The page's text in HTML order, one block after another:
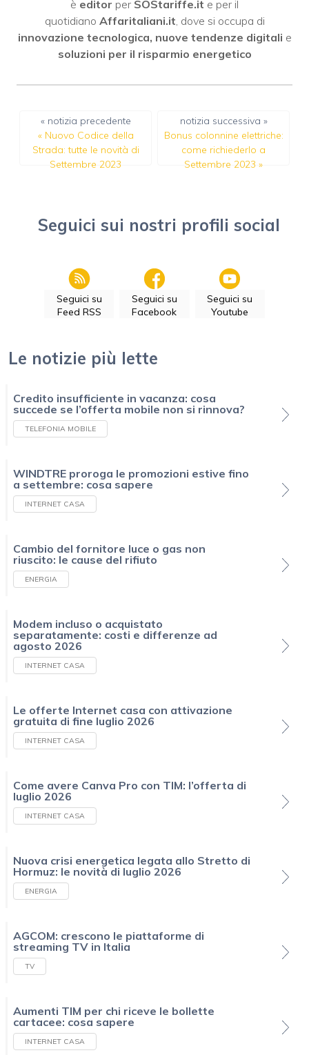
è editor per SOStariffe.it e per il
quotidiano Affaritaliani.it , dove si occupa di
innovazione tecnologica, nuove tendenze digitali e
soluzioni per il risparmio energetico
« notizia precedente
« Nuovo Codice della
Strada: tutte le novità di
Settembre 2023
notizia successiva »
Bonus colonnine elettriche:
come richiederlo a
Settembre 2023 »
Seguici sui nostri profili social
Seguici su
Feed RSS
Seguici su
Facebook
Seguici su
Youtube
Le notizie più lette
Credito insufficiente in vacanza: cosa
succede se l’offerta mobile non si rinnova?
TELEFONIA MOBILE
WINDTRE proroga le promozioni estive fino
a settembre: cosa sapere
INTERNET CASA
Cambio del fornitore luce o gas non
riuscito: le cause del rifiuto
ENERGIA
Modem incluso o acquistato
separatamente: costi e differenze ad
agosto 2026
INTERNET CASA
Le offerte Internet casa con attivazione
gratuita di fine luglio 2026
INTERNET CASA
Come avere Canva Pro con TIM: l’offerta di
luglio 2026
INTERNET CASA
Nuova crisi energetica legata allo Stretto di
Hormuz: le novità di luglio 2026
ENERGIA
AGCOM: crescono le piattaforme di
streaming TV in Italia
TV
Aumenti TIM per chi riceve le bollette
cartacee: cosa sapere
INTERNET CASA